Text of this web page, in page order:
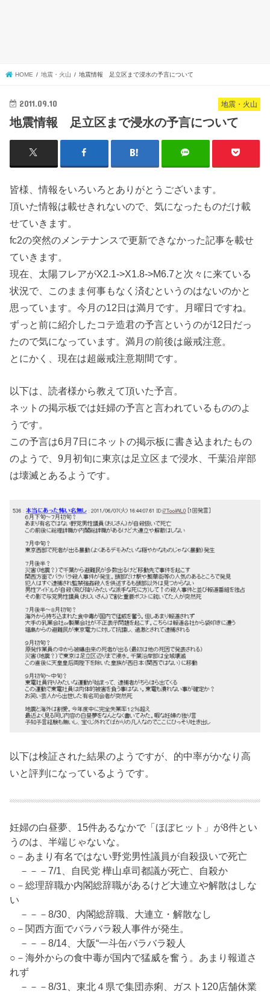
HOME 地震・火山 地震情報 足立区まで浸水の予言について
地震・火山
2011.09.10
地震情報 足立区まで浸水の予言について
皆様、情報をいろいろとありがとうございます。
頂いた情報は載せきれないので、気になったものだけ載
せていきます。
fc2の突然のメンテナンスで更新できなかった記事を載せ
ていきます。
現在、太陽フレアがX2.1->X1.8->M6.7と次々に来ている
状況で、このまま何事もなく済むというのはないのかと
思っています。今月の12日は満月です。月曜日ですね。
ずっと前に紹介したコテ造君の予言というのが12日だっ
たので気になっています。満月の前後は厳戒注意。
とにかく、現在は超厳戒注意期間です。
以下は、読者様から教えて頂いた予言。
ネットの掲示板では妊婦の予言と言われているもののよ
うです。
この予言は6月7日にネットの掲示板に書き込まれたもの
のようで、9月初旬に東京は足立区まで浸水、千葉沿岸部
は壊滅とあるようです。
以下は検証された結果のようですが、的中率がかなり高
いと評判になっているようです。
妊婦の白昼夢、15件あるなかで「ほぼヒット」が8件とい
うのは、半端じゃないな。
○－あまり有名ではない野党男性議員が自殺扱いで死亡
－－－7/1、自民党 樺山卓司都議が死亡、自殺か
○－総理辞職か内閣総辞職があるけど大連立や解散はしな
い
－－－8/30、内閣総辞職、大連立・解散なし
○－関西方面でバラバラ殺人事件が発生。
－－－8/14、大阪“一斗缶バラバラ殺人
○－海外からの食中毒が国内で猛威を奮う。あまり報道さ
れず
－－－8/31、東北４県で集団赤痢、ガスト120店舗休業